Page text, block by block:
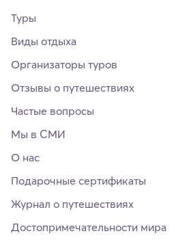
Туры
Виды отдыха
Организаторы туров
Отзывы о путешествиях
Частые вопросы
Мы в СМИ
О нас
Подарочные сертификаты
Журнал о путешествиях
Достопримечательности мира